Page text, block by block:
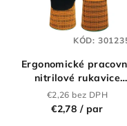
Ergonomické
nitrilové rukavice
XCELLENT 2111
€2,26 bez DPH
€2,78 / par
KÓD: